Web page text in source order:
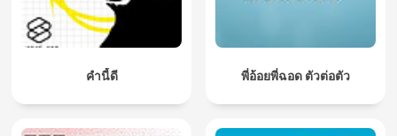
คำนี้ดี พี่อ้อยพี่ฉอด ตัวต่อตัว